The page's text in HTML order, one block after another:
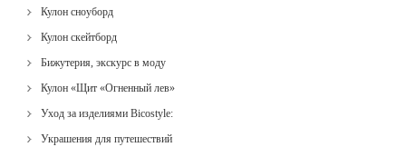
Кулон сноуборд
Кулон скейтборд
Бижутерия, экскурс в моду
Кулон «Щит «Огненный лев»
Уход за изделиями Bicostyle:
Украшения для путешествий